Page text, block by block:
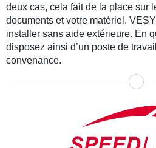
deux cas, cela fait de la place sur
documents et votre matériel.
installer sans aide extérieure. En
disposez ainsi d’un poste de
convenance.